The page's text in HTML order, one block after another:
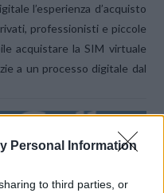
Personal Information
to third parties, or
l’esperienza d’acquisto
professionisti e piccole
acquistare la SIM virtuale
a un processo digitale dal